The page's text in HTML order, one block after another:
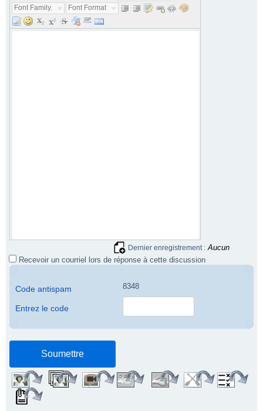
Font Family...
Font Format...
Dernier enregistrement : Aucun
Recevoir un courriel lors de réponse à cette discussion
Code antispam 8348
Entrez le code